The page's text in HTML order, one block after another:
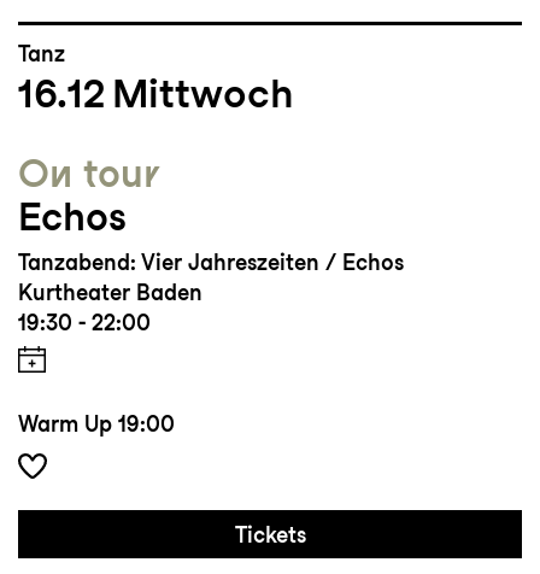
Tanz
16.12 Mittwoch
On tour
Echos
Tanzabend: Vier Jahreszeiten / Echos
Kurtheater Baden
19:30 - 22:00
Warm Up 19:00
Tickets